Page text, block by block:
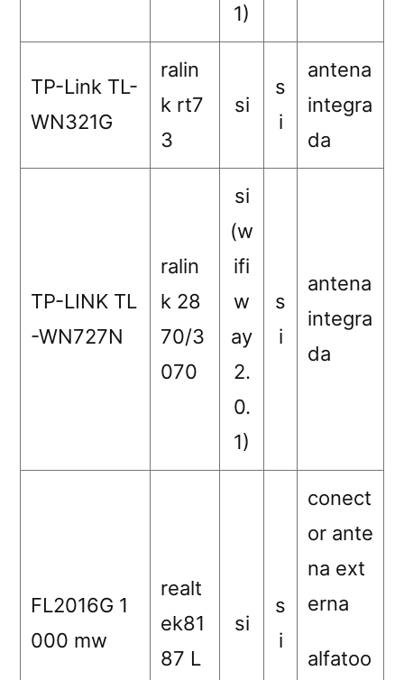
1)
TP-Link TL-
WN321G
ralin
k rt7
3
si
s
i
antena
integra
da
TP-LINK TL
-WN727N
ralin
k 28
70/3
070
si
(w
ifi
w
ay
2.
0.
1)
s
i
antena
integra
da
FL2016G 1
000 mw
realt
ek81
87 L
si
s
i
conect
or ante
na ext
erna
alfatoo